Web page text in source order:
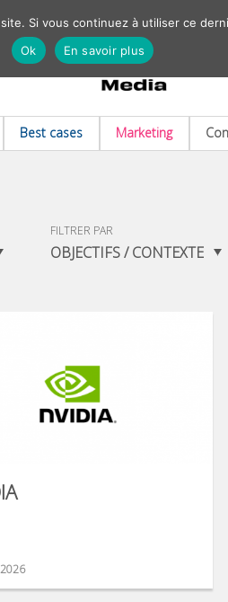
Best cases Marketing
FILTRER PAR
OBJECTIFS / CONTEXTE
2026
Si vous continuez à utiliser ce
Ok
En savoir plus